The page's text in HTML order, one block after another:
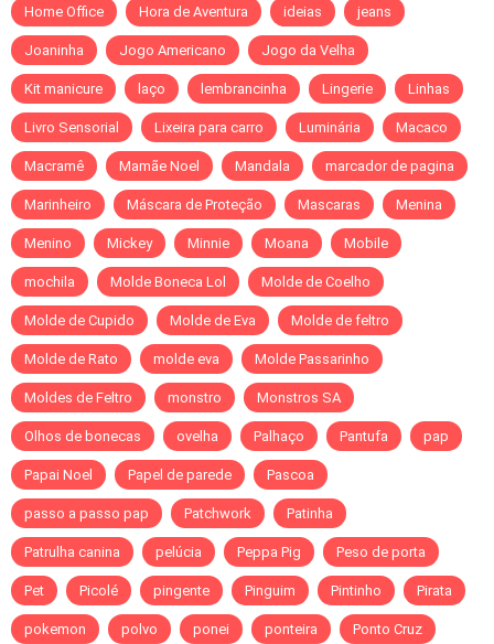
Home Office Hora de Aventura ideias jeans
Joaninha Jogo Americano Jogo da Velha
Kit manicure laço lembrancinha Lingerie Linhas
Livro Sensorial Lixeira para carro Luminária Macaco
Macramê Mamãe Noel Mandala marcador de pagina
Marinheiro Máscara de Proteção Mascaras Menina
Menino Mickey Minnie Moana Mobile
mochila Molde Boneca Lol Molde de Coelho
Molde de Cupido Molde de Eva Molde de feltro
Molde de Rato molde eva Molde Passarinho
Moldes de Feltro monstro Monstros SA
Olhos de bonecas ovelha Palhaço Pantufa pap
Papai Noel Papel de parede Pascoa
passo a passo pap Patchwork Patinha
Patrulha canina pelúcia Peppa Pig Peso de porta
Pet Picolé pingente Pinguim Pintinho Pirata
pokemon polvo ponei ponteira Ponto Cruz